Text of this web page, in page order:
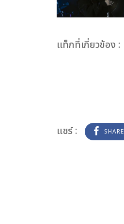
เเท็กที่เกี่ยวข้อง :
แชร์ : SHARE